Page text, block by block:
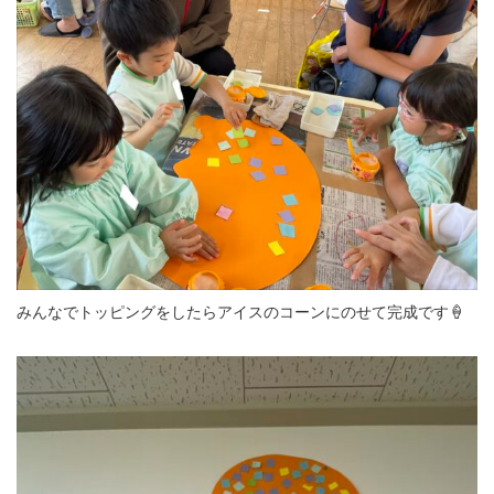
みんなでトッピングをしたらアイスのコーンにのせて完成です🍦